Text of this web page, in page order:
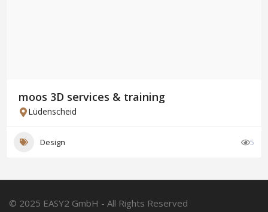
moos 3D services & training
Lüdenscheid
Design 5
© 2025 EASY2 GmbH - All Rights Reserved